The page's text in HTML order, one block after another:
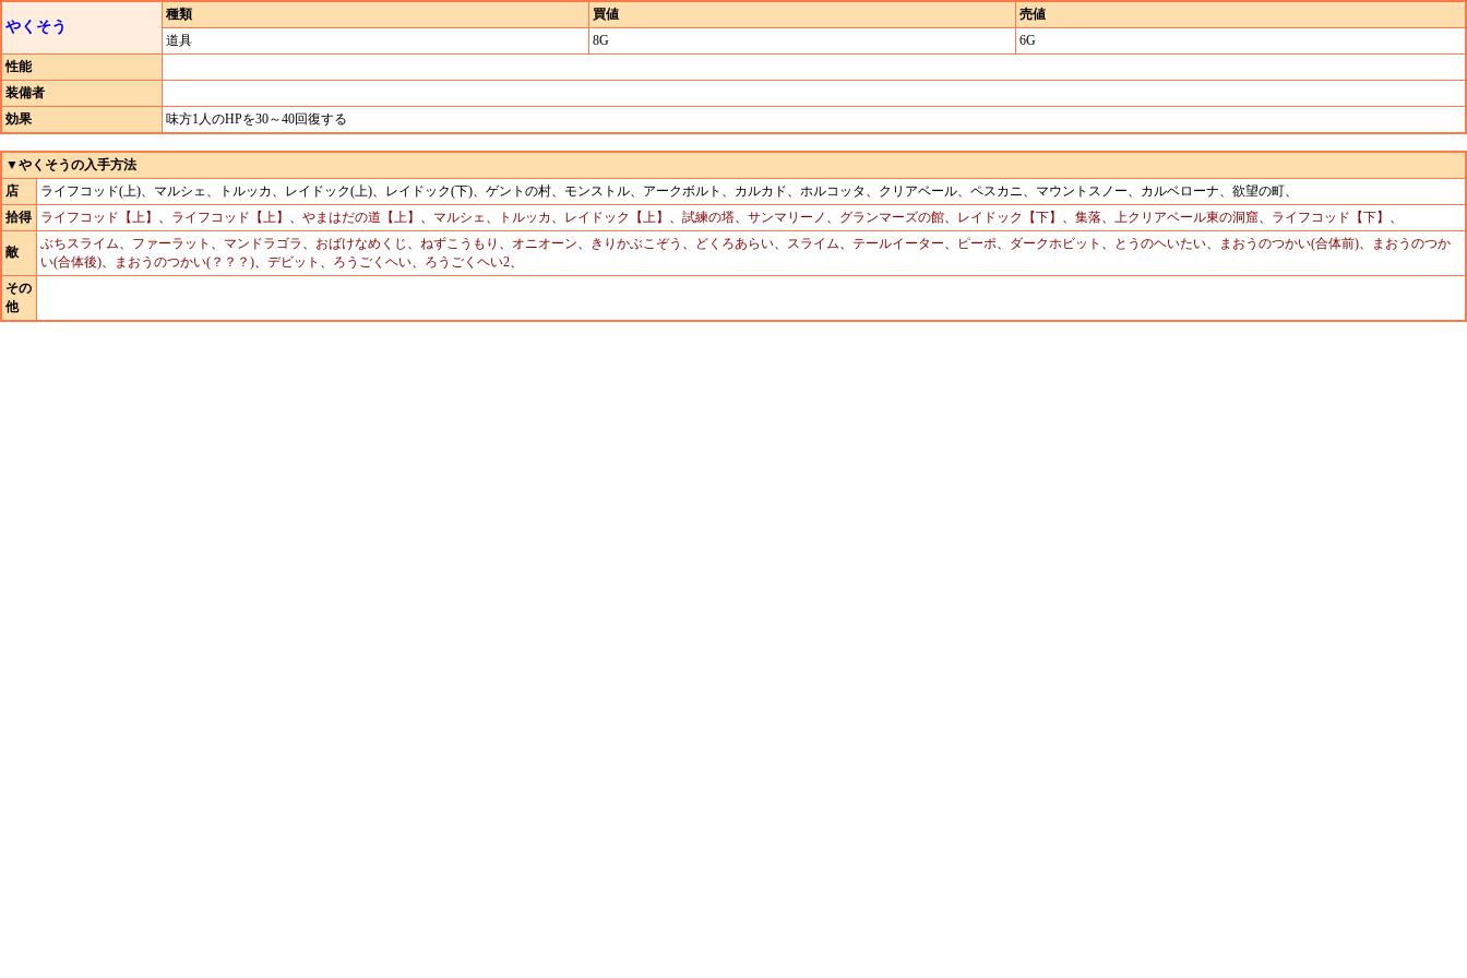
やくそう
種類 買値
売値
道具
8G
6G
性能
装備者
効果
味方1人のHPを30～40回復する
▼やくそうの入手方法
店
ライフコッド(上)、マルシェ、トルッカ、レイドック(上)、レイドック(下)、ゲントの村、モンストル、アークボルト、カルカド、ホルコッタ、クリアベール、ペスカニ、マウントスノー、カルベローナ、欲望の町、
拾得
ライフコッド【上】 、 ライフコッド【上】 、 やまはだの道【上】 、 マルシェ、 トルッカ 、 レイドック【上】 、 試練の塔、 サンマリーノ 、 グランマーズの館、 レイドック【下】 、 集落、 上クリアベール東の洞窟、 ライフコッド【下】 、
敵
ぶちスライム、 ファーラット 、 マンドラゴラ 、 おばけなめくじ 、 ねずこうもり 、 オニオーン、 きりかぶこぞう 、 どくろあらい、 スライム、 テールイーター、 ピーポ、 ダークホビット 、 とうのヘいたい、 まおうのつかい(合体前)、
まおうのつか
い(合体後)、 まおうのつかい(？？？)、 デビット 、 ろうごくヘい、 ろうごくヘい2、
その
他